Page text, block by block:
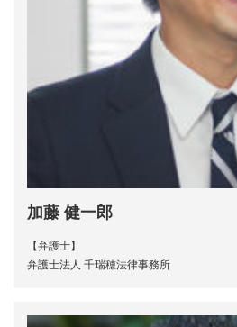
加藤 健一郎
【弁護士】
弁護士法人 千瑞穂法律事務所